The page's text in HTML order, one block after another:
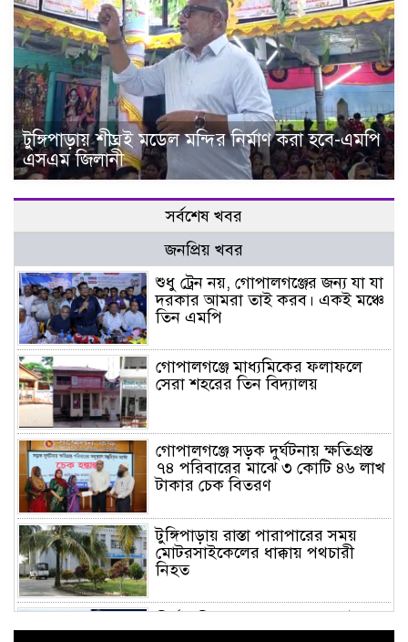
টুঙ্গিপাড়ায় শীঘ্রই মডেল মন্দির নির্মাণ করা হবে-এমপি
এসএম জিলানী
সর্বশেষ খবর
জনপ্রিয় খবর
শুধু ট্রেন নয়, গোপালগঞ্জের জন্য যা যা
দরকার আমরা তাই করব। একই মঞ্চে
তিন এমপি
গোপালগঞ্জে মাধ্যমিকের ফলাফলে
সেরা শহরের তিন বিদ্যালয়
গোপালগঞ্জে সড়ক দুর্ঘটনায় ক্ষতিগ্রস্ত
৭৪ পরিবারের মাঝে ৩ কোটি ৪৬ লাখ
টাকার চেক বিতরণ
টুঙ্গিপাড়ায় রাস্তা পারাপারের সময়
মোটরসাইকেলের ধাক্কায় পথচারী
নিহত
সন্ধ্যায় উদ্বোধন হচ্ছে ঢাকা-গোপালগঞ্জ